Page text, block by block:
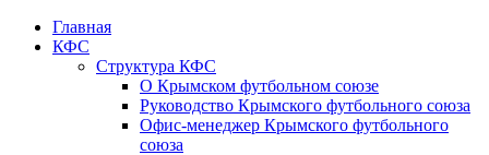
Главная
КФС
Структура КФС
О Крымском футбольном союзе
Руководство Крымского футбольного союза
Офис-менеджер Крымского футбольного
союза